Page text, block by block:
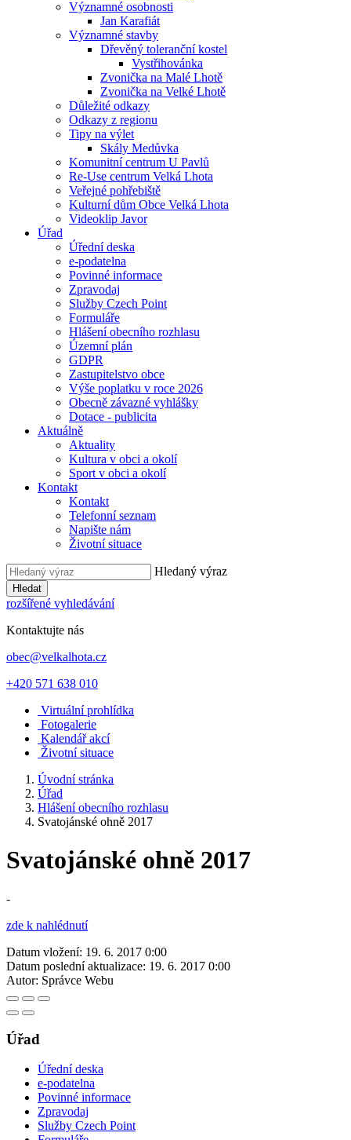
Významné osobnosti
Jan Karafiát
Významné stavby
Dřevěný toleranční kostel
Vystřihovánka
Zvonička na Malé Lhotě
Zvonička na Velké Lhotě
Důležité odkazy
Odkazy z regionu
Tipy na výlet
Skály Medůvka
Komunitní centrum U Pavlů
Re-Use centrum Velká Lhota
Veřejné pohřebiště
Kulturní dům Obce Velká Lhota
Videoklip Javor
Úřad
Úřední deska
e-podatelna
Povinné informace
Zpravodaj
Služby Czech Point
Formuláře
Hlášení obecního rozhlasu
Územní plán
GDPR
Zastupitelstvo obce
Výše poplatku v roce 2026
Obecně závazné vyhlášky
Dotace - publicita
Aktuálně
Aktuality
Kultura v obci a okolí
Sport v obci a okolí
Kontakt
Kontakt
Telefonní seznam
Napište nám
Životní situace
Hledaný výraz
Hledat
rozšířené vyhledávání
Kontaktujte nás
obec@velkalhota.cz
+420 571 638 010
Virtuální prohlídka
Fotogalerie
Kalendář akcí
Životní situace
Úvodní stránka
Úřad
Hlášení obecního rozhlasu
Svatojánské ohně 2017
Svatojánské ohně 2017
-
zde k nahlédnutí
Datum vložení: 19. 6. 2017 0:00
Datum poslední aktualizace: 19. 6. 2017 0:00
Autor: Správce Webu
Úřad
Úřední deska
e-podatelna
Povinné informace
Zpravodaj
Služby Czech Point